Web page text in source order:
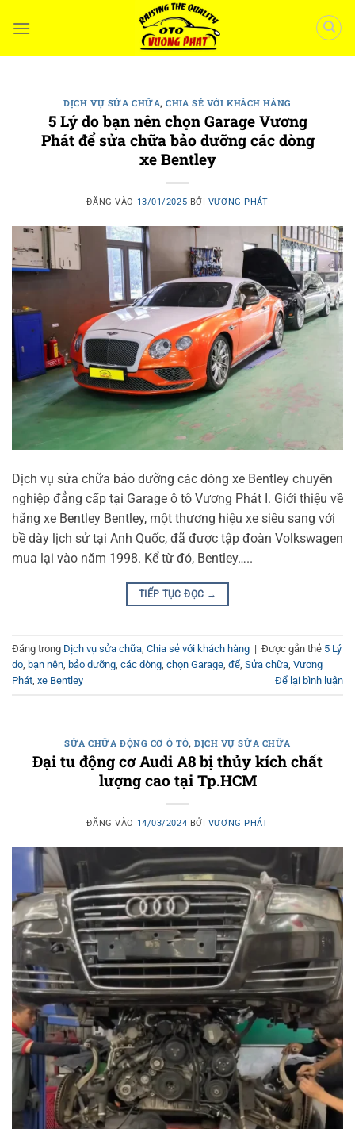
qua
DỊCH VỤ SỬA CHỮA,CHIA SẺ VỚI KHÁCH HÀNG
5 Lý do bạn nên chọn Garage Vương
Phát để sửa chữa bảo dưỡng các dòng
xe Bentley
ĐĂNG VÀO 13/01/2025 BỞI VƯƠNG PHÁT
Dịch vụ sửa chữa bảo dưỡng các dòng xe Bentley chuyên
nghiệp đẳng cấp tại Garage ô tô Vương Phát I. Giới thiệu về
hãng xe Bentley Bentley, một thương hiệu xe siêu sang với
bề dày lịch sử tại Anh Quốc, đã được tập đoàn Volkswagen
mua lại vào năm 1998. Kể từ đó, Bentley…..
TIẾP TỤC ĐỌC →
Đăng trong Dịch vụ sửa chữa Chia sẻ với khách hàng | Được gắn thẻ 5 Lý
do bạn nên bảo dưỡng các dòng chọn Garage để Sửa chữa Vương
Phát xe Bentley Để lại bình luận
SỬA CHỮA ĐỘNG CƠ Ô TÔ, DỊCH VỤ SỬA CHỮA
Đại tu động cơ Audi A8 bị thủy kích chất
lượng cao tại Tp.HCM
ĐĂNG VÀO 14/03/2024 BỞI VƯƠNG PHÁT